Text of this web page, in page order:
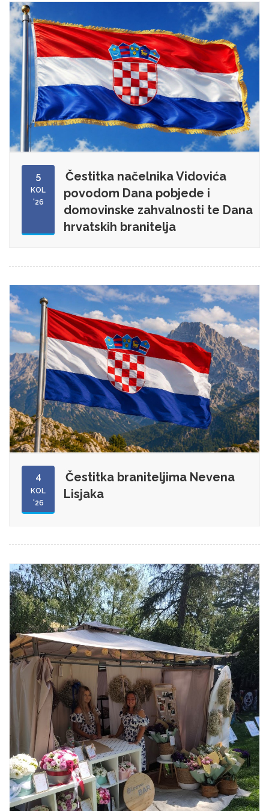
5
KOL
'26
Čestitka načelnika Vidovića
povodom Dana pobjede i
domovinske zahvalnosti te Dana
hrvatskih branitelja
4
KOL
'26
Čestitka braniteljima Nevena
Lisjaka